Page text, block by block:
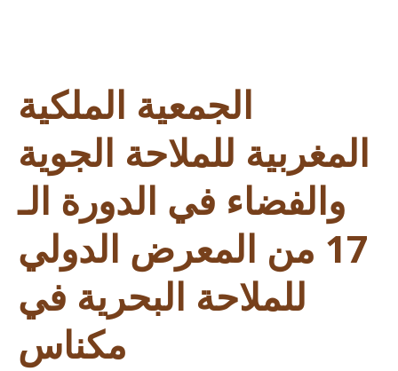
الجمعية الملكية
المغربية للملاحة الجوية
والفضاء في الدورة الـ
17 من المعرض الدولي
للملاحة البحرية في
مكناس